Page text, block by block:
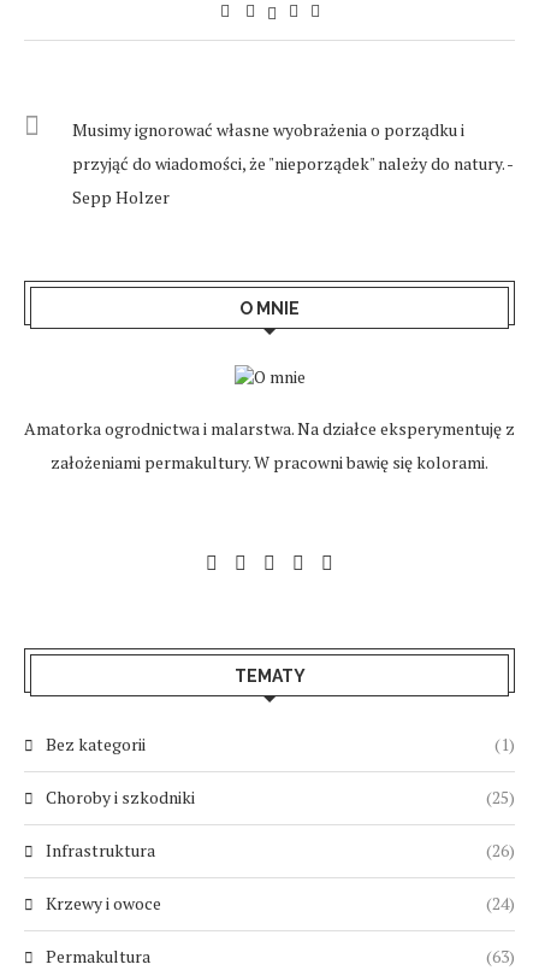
Musimy ignorować własne wyobrażenia o porządku i
przyjąć do wiadomości, że "nieporządek" należy do natury. -
Sepp Holzer
O MNIE
Amatorka ogrodnictwa i malarstwa. Na działce eksperymentuję z
założeniami permakultury. W pracowni bawię się kolorami.
TEMATY
Bez kategorii (1)
Choroby i szkodniki (25)
Infrastruktura (26)
Krzewy i owoce (24)
Permakultura (63)